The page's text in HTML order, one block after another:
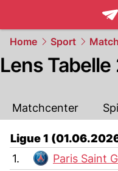
Home Sport
Lens
Matchcenter
Ligue 1
1.
Paris Saint